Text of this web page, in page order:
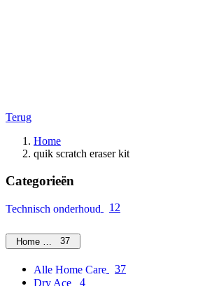
Terug
Home
quik scratch eraser kit
Categorieën
Technisch onderhoud 12
Home Care37
Alle Home Care
37
Dry Ace
4